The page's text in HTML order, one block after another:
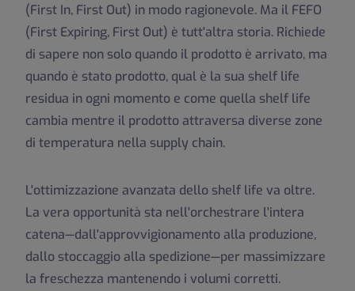
(First In, First Out) in modo ragionevole. Ma il FEFO
(First Expiring, First Out) è tutt'altra storia. Richiede
di sapere non solo quando il prodotto è arrivato, ma
quando è stato prodotto, qual è la sua shelf life
residua in ogni momento e come quella shelf life
cambia mentre il prodotto attraversa diverse zone
di temperatura nella supply chain.
L'ottimizzazione avanzata dello shelf life va oltre.
La vera opportunità sta nell'orchestrare l'intera
catena—dall'approvvigionamento alla produzione,
dallo stoccaggio alla spedizione—per massimizzare
la freschezza mantenendo i volumi corretti.